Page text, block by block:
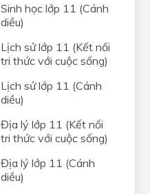
Sinh học lớp 11 (Cánh
diều)
Lịch sử lớp 11 (Kết nối
tri thức với cuộc sống)
Lịch sử lớp 11 (Cánh
diều)
Địa lý lớp 11 (Kết nối
tri thức với cuộc sống)
Địa lý lớp 11 (Cánh
diều)